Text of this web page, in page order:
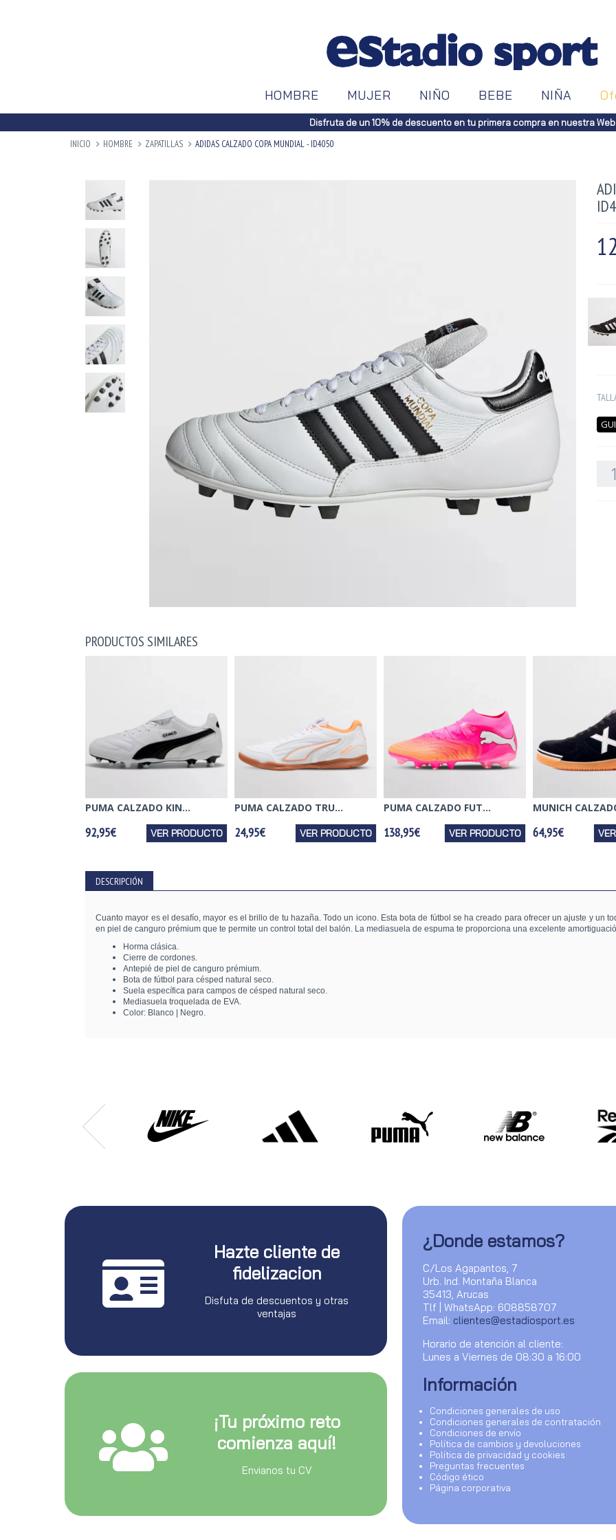
HOMBRE MUJER NIÑO BEBE NIÑA
Disfruta de un 10% de descuento en tu primera compra en nuestra Web
INICIO HOMBRE ZAPATILLAS ADIDAS CALZADO COPA MUNDIAL - ID4050
PRODUCTOS SIMILARES
PUMA CALZADO KIN...
92,95€ VER PRODUCTO
PUMA CALZADO TRU...
24,95€ VER PRODUCTO
PUMA CALZADO FUT...
138,95€ VER PRODUCTO
MUNICH
64,95€
DESCRIPCIÓN
Cuanto mayor es el desafío, mayor es el brillo de tu hazaña. Todo un icono. Esta bota de fútbol se ha creado para ofrecer un ajuste y un
en piel de canguro prémium que te permite un control total del balón. La mediasuela de espuma te proporciona una excelente
Horma clásica.
Cierre de cordones.
Antepié de piel de canguro prémium.
Bota de fútbol para césped natural seco.
Suela específica para campos de césped natural seco.
Mediasuela troquelada de EVA.
Color: Blanco | Negro.
Hazte cliente de
fidelizacion
Disfuta de descuentos y otras
ventajas
¡Tu próximo reto
comienza aquí!
Envianos tu CV
¿Donde estamos?
C/Los Agapantos, 7
Urb. Ind. Montaña Blanca
35413, Arucas
Tlf | WhatsApp: 608858707
Email: clientes@estadiosport.es
Horario de atención al cliente:
Lunes a Viernes de 08:30 a 16:00
Información
Condiciones generales de uso
Condiciones generales de contratación
Condiciones de envío
Política de cambios y devoluciones
Política de privacidad y cookies
Preguntas frecuentes
Código ético
Página corporativa